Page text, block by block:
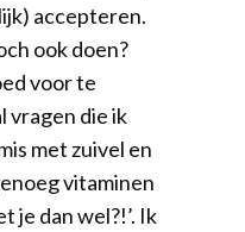
accepteren.
ook doen?
voor te
vragen die ik
met zuivel en
vitaminen
je dan wel?!’. Ik